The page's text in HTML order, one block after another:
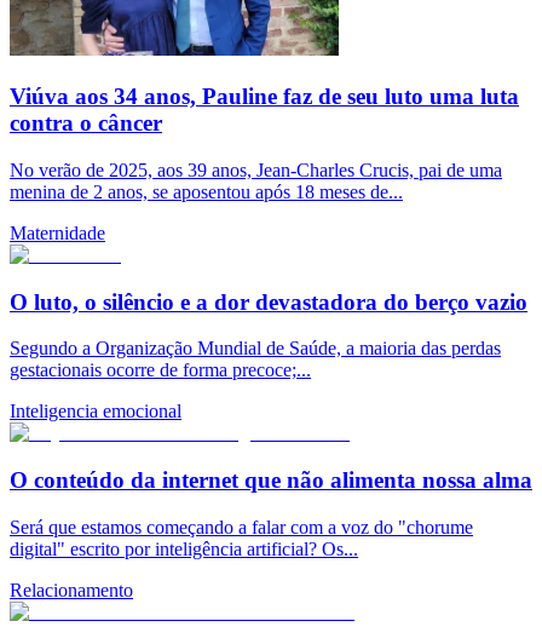
Viúva aos 34 anos, Pauline faz de seu luto uma luta
contra o câncer
No verão de 2025, aos 39 anos, Jean-Charles Crucis, pai de uma
menina de 2 anos, se aposentou após 18 meses de...
Maternidade
O luto, o silêncio e a dor devastadora do berço vazio
Segundo a Organização Mundial de Saúde, a maioria das perdas
gestacionais ocorre de forma precoce;...
Inteligencia emocional
O conteúdo da internet que não alimenta nossa alma
Será que estamos começando a falar com a voz do "chorume
digital" escrito por inteligência artificial? Os...
Relacionamento